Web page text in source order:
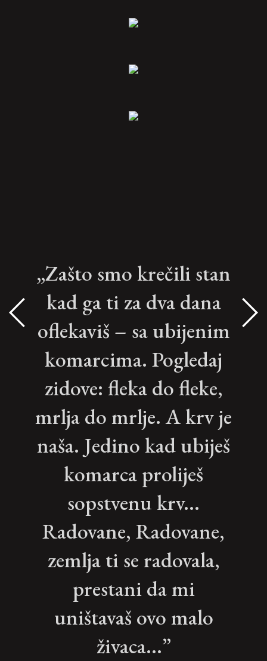
„Zašto smo krečili stan
kad ga ti za dva dana
oflekaviš – sa ubijenim
komarcima. Pogledaj
zidove: fleka do fleke,
mrlja do mrlje. A krv je
naša. Jedino kad ubiješ
komarca proliješ
sopstvenu krv...
Radovane, Radovane,
zemlja ti se radovala,
prestani da mi
uništavaš ovo malo
živaca...”